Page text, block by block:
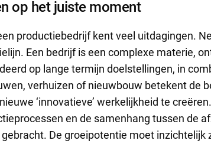
op het juiste moment
productiebedrijf kent veel uitdagingen.
Een bedrijf is een complexe materie,
op lange termijn doelstellingen, in
verhuizen of nieuwbouw betekent de
‘innovatieve’ werkelijkheid te
en de samenhang tussen de
De groeipotentie moet inzichtelijk